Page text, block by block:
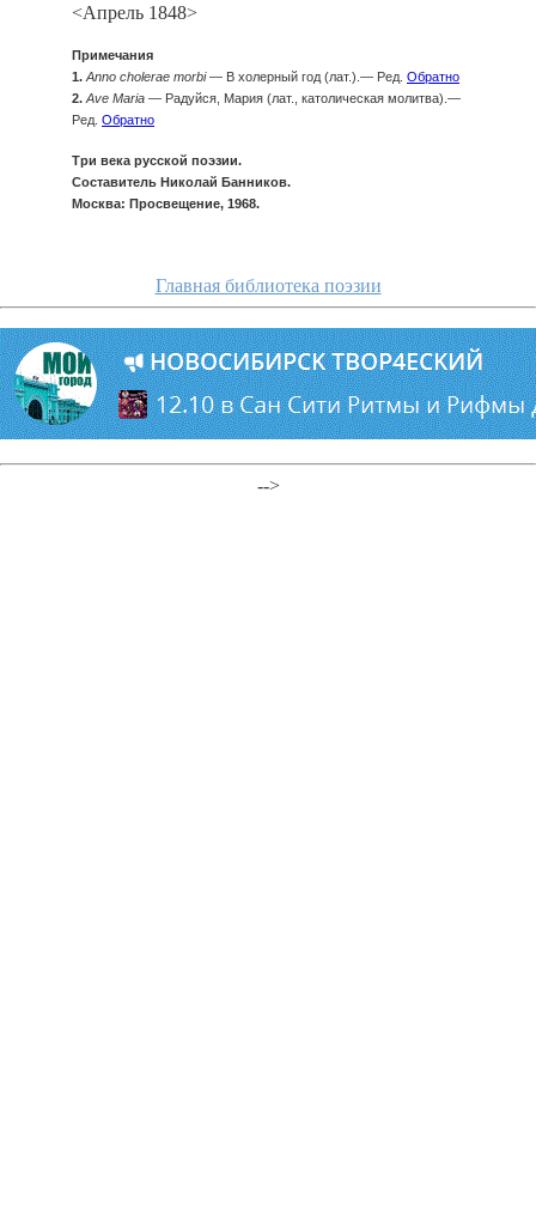
<Апрель 1848>
Примечания
1. Anno cholerae morbi— В холерный год (лат.).— Ред. Обратно
2. Ave Maria — Радуйся, Мария (лат., католическая молитва).—
Ред. Обратно
Три века русской поэзии.
Составитель Николай Банников.
Москва: Просвещение, 1968.
Главная библиотека поэзии
-->